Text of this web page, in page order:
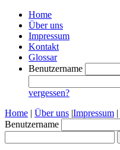
Home
Über uns
Impressum
Kontakt
Glossar
Benutzername
vergessen?
Home | Über uns |Impressum |
Benutzername